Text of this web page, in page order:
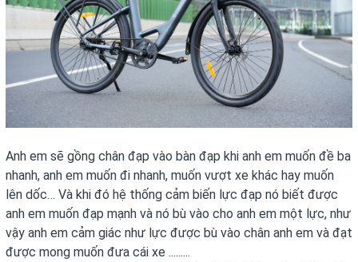
Anh em sẽ gồng chân đạp vào bàn đạp khi anh em muốn đề ba
nhanh, anh em muốn đi nhanh, muốn vượt xe khác hay muốn
lên dốc… Và khi đó hệ thống cảm biến lực đạp nó biết được
anh em muốn đạp mạnh và nó bù vào cho anh em một lực, như
vậy anh em cảm giác như lực được bù vào chân anh em và đạt
được mong muốn đưa cái xe .........